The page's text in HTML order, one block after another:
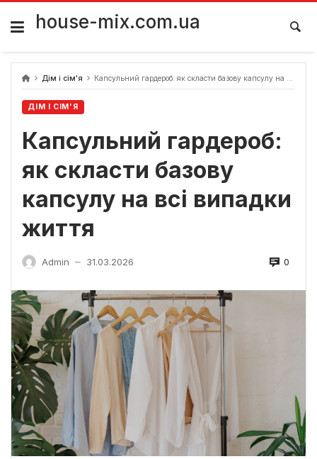
Skip
content
house-mix.com.ua
Дім і сім'я Капсульний гардероб: як скласти базову капсулу на всі випадки життя
ДІМ І СІМ'Я
Капсульний гардероб:
як скласти базову
капсулу на всі випадки
життя
Admin — 31.03.2026 0